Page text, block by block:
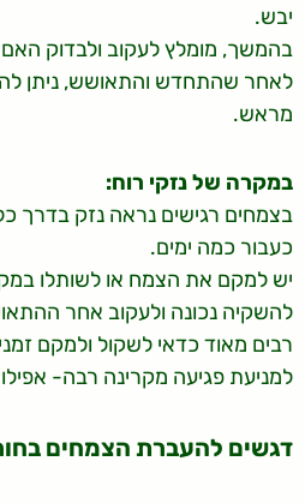
יבש.
בהמשך, מומלץ לעקוב ולבדוק
לאחר שהתחדש והתאושש, ניתן
מראש.
במקרה של נזקי רוח:
בצמחים רגישים נראה נזק בדרך
כעבור כמה ימים.
יש למקם את הצמח או לשותלו
להשקיה נכונה ולעקוב אחר
רבים מאוד כדאי לשקול ולמקם
למניעת פגיעה מקרינה רבה-
דגשים להעברת הצמחים